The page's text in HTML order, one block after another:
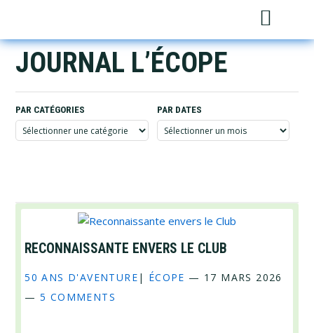
primary
navigation
main
content
footer
JOURNAL L’ÉCOPE
PAR CATÉGORIES
Par
catégories
PAR DATES
Par
dates
RECONNAISSANTE ENVERS LE CLUB
50 ANS D'AVENTURE | ÉCOPE — 17 MARS 2026
— 5 COMMENTS